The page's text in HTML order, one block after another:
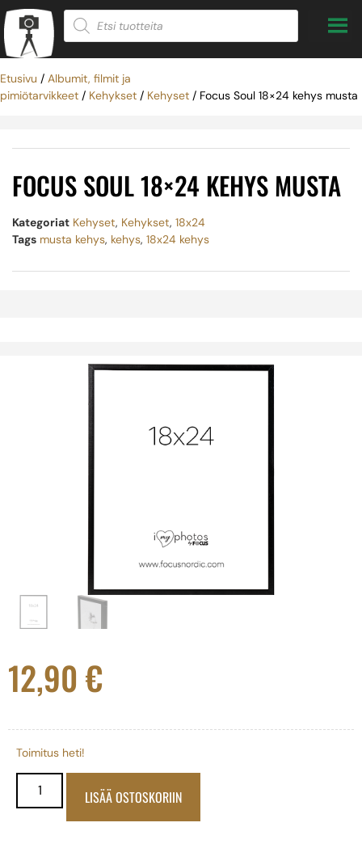
Etusivu / Albumit, filmit ja
pimiötarvikkeet / Kehykset / Kehyset / Focus Soul 18×24 kehys musta
FOCUS SOUL 18×24 KEHYS MUSTA
Kategoriat Kehyset, Kehykset, 18x24
Tags musta kehys, kehys, 18x24 kehys
12,90 €
Toimitus heti!
LISÄÄ OSTOSKORIIN